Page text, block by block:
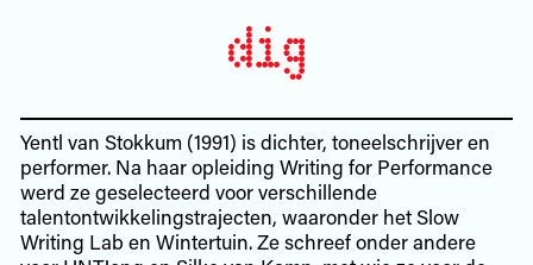
Yentl van Stokkum (1991) is dichter, toneelschrijver en
performer. Na haar opleiding Writing for Performance
werd ze geselecteerd voor verschillende
talentontwikkelingstrajecten, waaronder het Slow
Writing Lab en Wintertuin. Ze schreef onder andere